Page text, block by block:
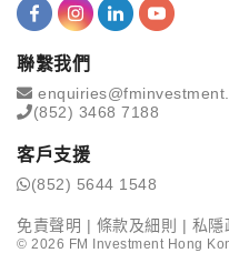
聯繫我們
(852) 3468 7188
客戶支援
(852) 5644 1548
免責聲明 | 條款及細則 | 私隱
© 2026 FM Investment Hong